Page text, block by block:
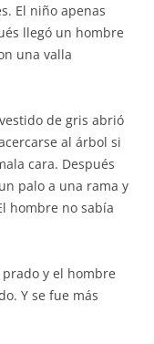
El niño apenas
llegó un hombre
una valla
de gris abrió
al árbol si
cara. Después
palo a una rama y
hombre no sabía
y el hombre
Y se fue más